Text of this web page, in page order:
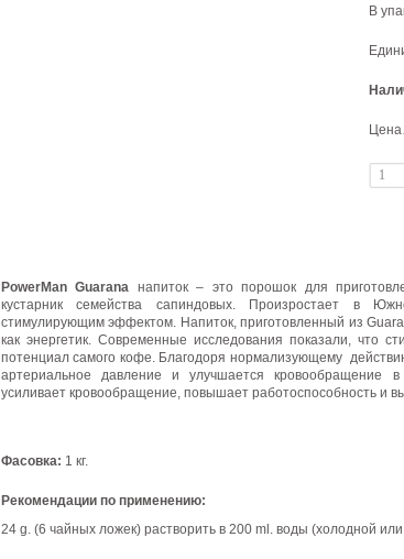
В
Цена
PowerMan Guarana напиток – это порошок для
кустарник семейства сапиндовых. Произростает в
стимулирующим эффектом. Напиток, приготовленный из
как энергетик. Современные исследования показали, что
потенциал самого кофе. Благодоря нормализующему
артериальное давление и улучшается кровообращение
усиливает кровообращение, повышает работоспособность и
Фасовка: 1 кг.
Рекомендации по применению:
24 g. (6 чайных ложек) растворить в 200 ml. воды (холодной или